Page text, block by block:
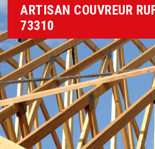
ARTISAN COUVREUR
73310